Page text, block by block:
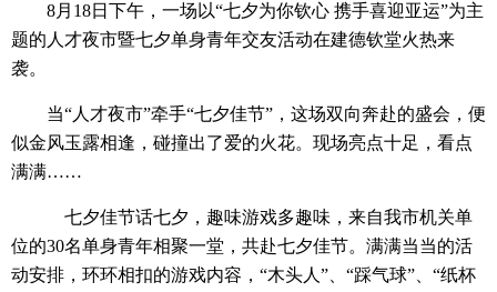
8月18日下午，一场以“七夕为你钦心 携手喜迎亚运”为主
题的人才夜市暨七夕单身青年交友活动在建德钦堂火热来
袭。
当“人才夜市”牵手“七夕佳节”，这场双向奔赴的盛会，便
似金风玉露相逢，碰撞出了爱的火花。现场亮点十足，看点
满满……
七夕佳节话七夕，趣味游戏多趣味，来自我市机关单
位的30名单身青年相聚一堂，共赴七夕佳节。满满当当的活
动安排，环环相扣的游戏内容，“木头人”、“踩气球”、“纸杯